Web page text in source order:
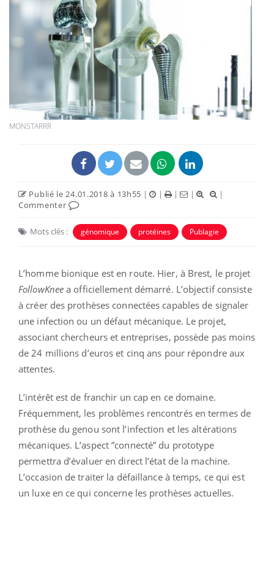
MONSTARRR
Publié le 24.01.2018 à 13h55 | | | |
|
Commenter
Mots clés : génomique protéines Publagie
L’homme bionique est en route. Hier, à Brest, le projet
FollowKnee a officiellement démarré. L’objectif consiste
à créer des prothèses connectées capables de signaler
une infection ou un défaut mécanique. Le projet,
associant chercheurs et entreprises, possède pas moins
de 24 millions d’euros et cinq ans pour répondre aux
attentes.
L’intérêt est de franchir un cap en ce domaine.
Fréquemment, les problèmes rencontrés en termes de
prothèse du genou sont l’infection et les altérations
mécaniques. L’aspect ”connecté” du prototype
permettra d’évaluer en direct l’état de la machine.
L’occasion de traiter la défaillance à temps, ce qui est
un luxe en ce qui concerne les prothèses actuelles.